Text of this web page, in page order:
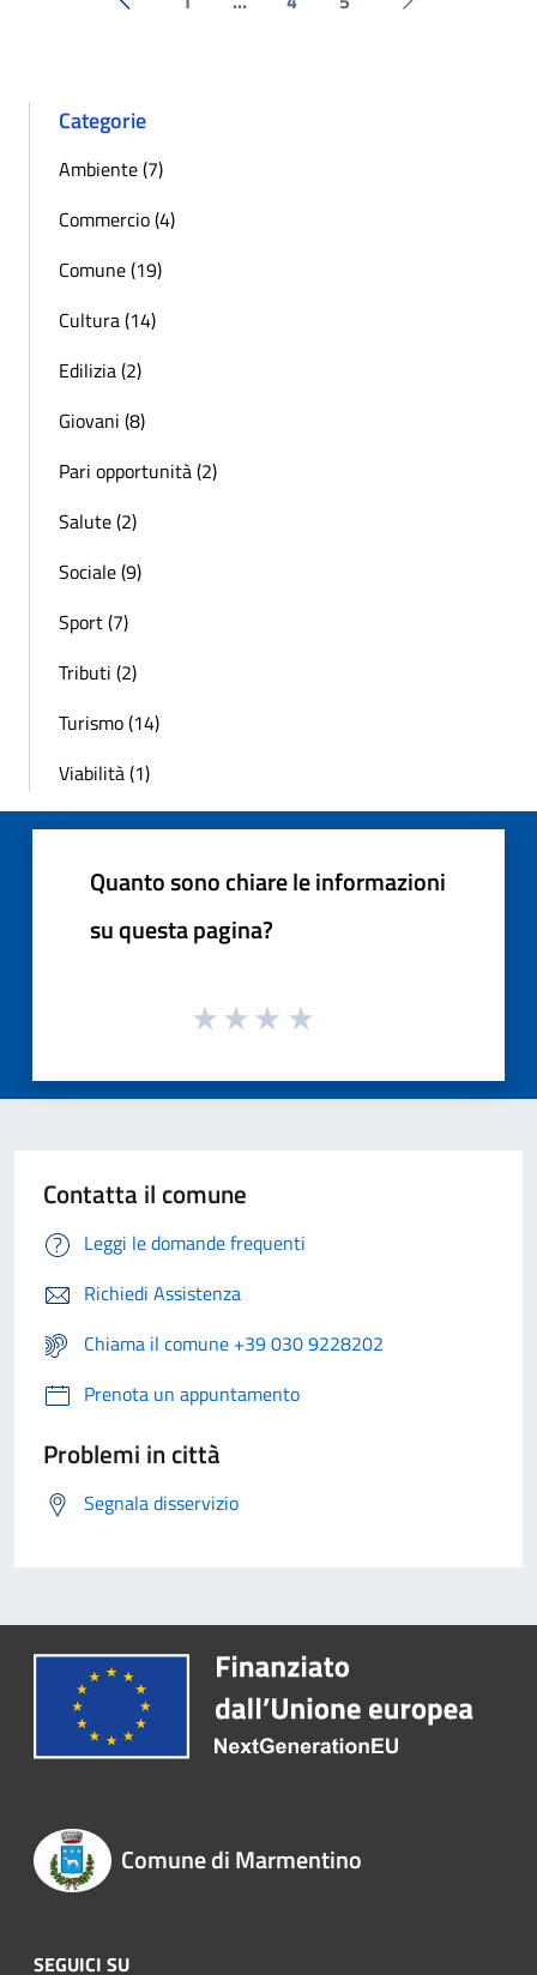
« Precedente Successiva »
Categorie
Ambiente (7)
Commercio (4)
Comune (19)
Cultura (14)
Edilizia (2)
Giovani (8)
Pari opportunità (2)
Salute (2)
Sociale (9)
Sport (7)
Tributi (2)
Turismo (14)
Viabilità (1)
Quanto sono chiare le informazioni
su questa pagina?
Contatta il comune
Leggi le domande frequenti
Richiedi Assistenza
Chiama il comune +39 030 9228202
Prenota un appuntamento
Problemi in città
Segnala disservizio
Comune di Marmentino
SEGUICI SU